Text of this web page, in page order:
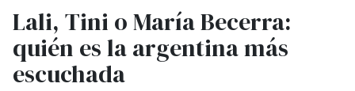
Lali, Tini o María Becerra:
quién es la argentina más
escuchada